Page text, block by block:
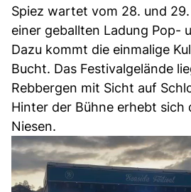
Spiez wartet vom 28. und
einer geballten Ladung Pop-
Dazu kommt die einmalige
Bucht. Das Festivalgelände
Rebbergen mit Sicht auf
Hinter der Bühne erhebt sich
Niesen.